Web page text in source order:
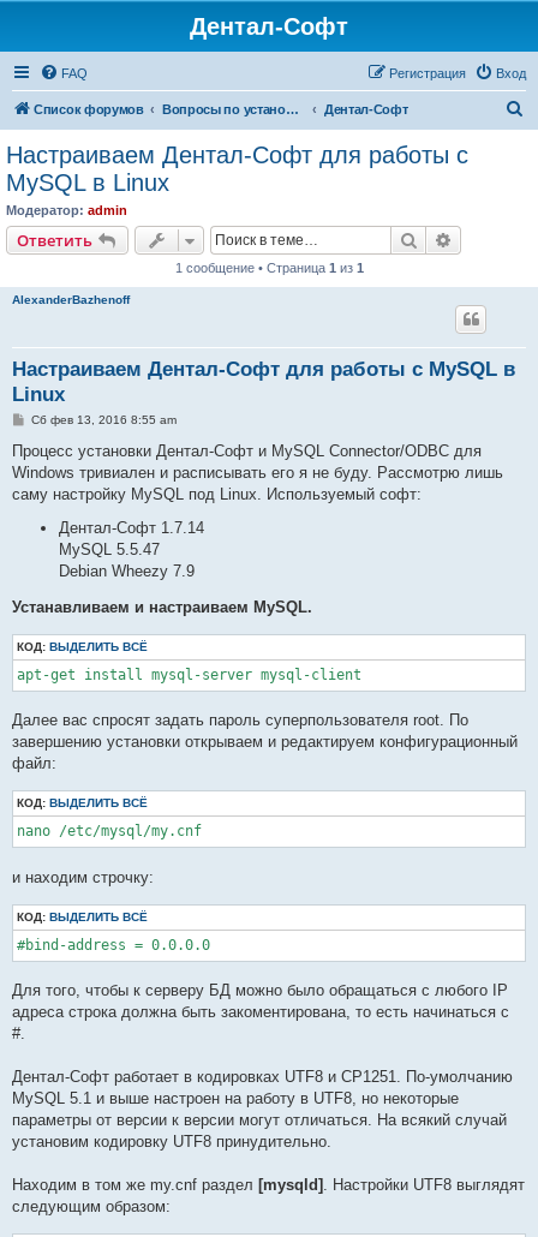
Дентал-Софт
FAQ Вход
Регистрация
Список форумов Вопросы по установке и настройке программ Дентал-Софт
Настраиваем Дентал-Софт для работы с
MySQL в Linux
Модератор: admin
Ответить Поиск
1 сообщение • Страница 1 из 1
AlexanderBazhenoff
Настраиваем Дентал-Софт для работы с MySQL в
Linux
С
о
щ
е
Сб фев 13, 2016 8:55 am
Процесс установки Дентал-Софт и MySQL Connector/ODBC для
Windows тривиален и расписывать его я не буду. Рассмотрю лишь
саму настройку MySQL под Linux. Используемый софт:
Дентал-Софт 1.7.14
MySQL 5.5.47
Debian Wheezy 7.9
Устанавливаем и настраиваем MySQL.
КОД: ВЫДЕЛИТЬ ВСЁ
apt-get install mysql-server mysql-client
Далее вас спросят задать пароль суперпользователя root. По
завершению установки открываем и редактируем конфигурационный
файл:
КОД: ВЫДЕЛИТЬ ВСЁ
nano /etc/mysql/my.cnf
и находим строчку:
КОД: ВЫДЕЛИТЬ ВСЁ
#bind-address = 0.0.0.0
Для того, чтобы к серверу БД можно было обращаться с любого IP
адреса строка должна быть закоментирована, то есть начинаться с
#.
Дентал-Софт работает в кодировках UTF8 и CP1251. По-умолчанию
MySQL 5.1 и выше настроен на работу в UTF8, но некоторые
параметры от версии к версии могут отличаться. На всякий cлучай
установим кодировку UTF8 принудительно.
Находим в том же my.cnf раздел [mysqld] . Настройки UTF8 выглядят
следующим образом: